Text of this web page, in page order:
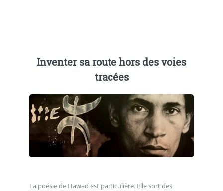
Inventer sa route hors des voies
tracées
La poésie de Hawad est particulière. Elle sort des